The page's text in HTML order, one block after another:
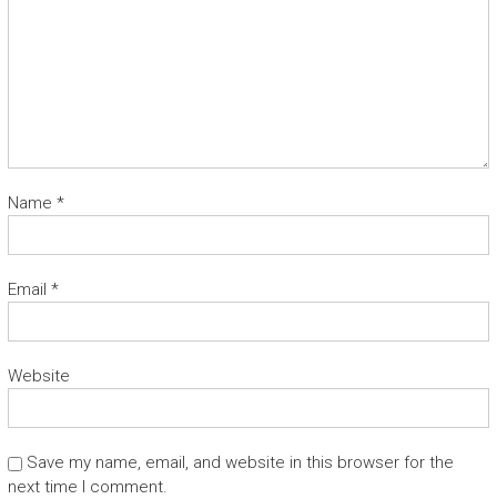
Name *
Email *
Website
Save my name, email, and website in this browser for the
next time I comment.